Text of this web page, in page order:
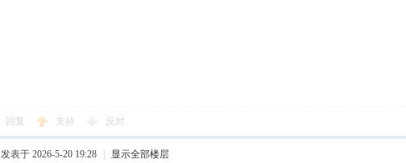
回复 支持 反对
发表于 2026-5-20 19:28 显示全部楼层